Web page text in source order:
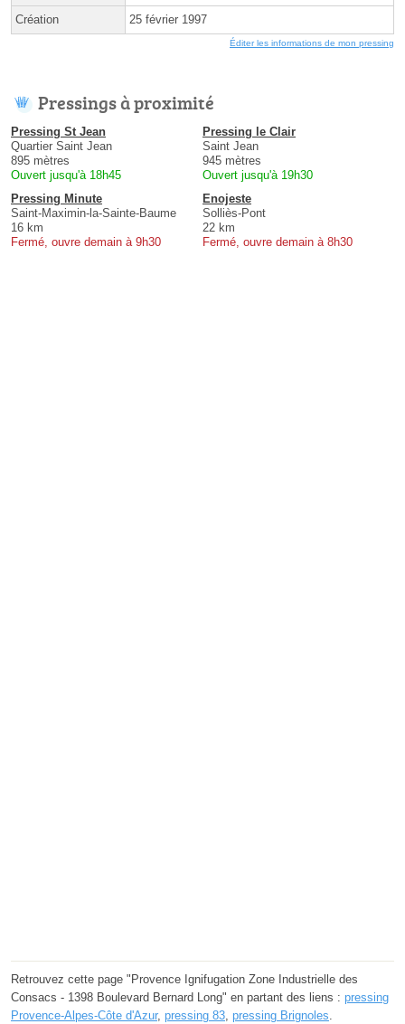
Création 25 février 1997
Éditer les informations de mon pressing
Pressings à proximité
Pressing St Jean
Quartier Saint Jean
895 mètres
Ouvert jusqu'à 18h45
Pressing le Clair
Saint Jean
945 mètres
Ouvert jusqu'à 19h30
Pressing Minute
Saint-Maximin-la-Sainte-Baume
16 km
Fermé, ouvre demain à 9h30
Enojeste
Solliès-Pont
22 km
Fermé, ouvre demain à 8h30
Retrouvez cette page "Provence Ignifugation Zone Industrielle des
Consacs - 1398 Boulevard Bernard Long" en partant des liens : pressing
Provence-Alpes-Côte d'Azur, pressing 83, pressing Brignoles.